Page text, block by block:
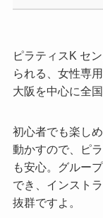
ピラティスK セ
られる、女性専
大阪を中心に全国
初心者でも楽し
動かすので、ピ
も安心。グルー
でき、インスト
抜群ですよ。